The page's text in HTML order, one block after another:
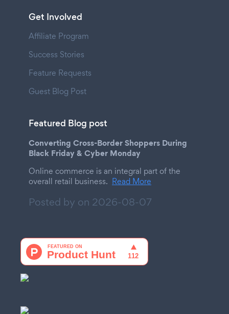
Get Involved
Affiliate Program
Success Stories
Feature Requests
Guest Blog Post
Featured Blog post
Converting Cross-Border Shoppers During
Black Friday & Cyber Monday
Online commerce is an integral part of the
overall retail business. Read More
Posted by on 2026-08-07